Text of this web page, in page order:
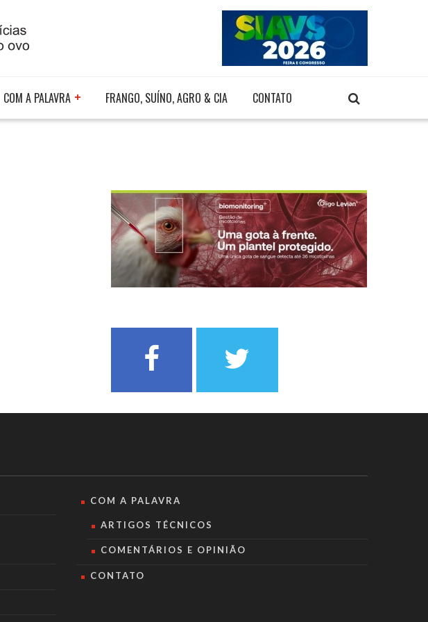
COM A PALAVRA FRANGO, SUÍNO, AGRO & CIA CONTATO
COM A PALAVRA
ARTIGOS TÉCNICOS
COMENTÁRIOS E OPINIÃO
CONTATO